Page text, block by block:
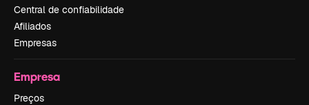
Central de confiabilidade
Afiliados
Empresas
Empresa
Preços